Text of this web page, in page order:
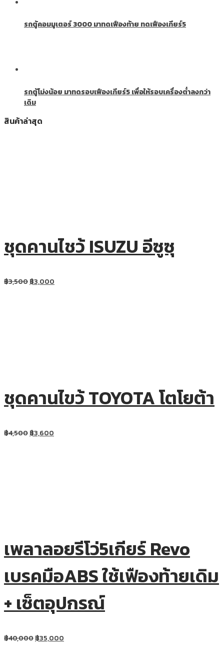
รถตู้คอมมูเตอร์ 3000 มาทดเฟืองท้าย ทดเฟืองเกียร์5
รถตู้โม่งน้อย มาทดรอบเฟืองเกียร์5 เพื่อให้รอบเครื่องต่ำลงกว่า
เดิม
สินค้าล่าสุด
ชุดคานไชว้ ISUZU อีซูซุ
฿3,500฿3,000
ชุดคานไขว้ TOYOTA โตโยต้า
฿4,500฿3,600
เพลาลอยรีโว่5เกียร์ Revo
เบรคมือABS ใช้เฟืองท้ายเดิม
+ เซ็ตอุปกรณ์
฿40,000฿35,000